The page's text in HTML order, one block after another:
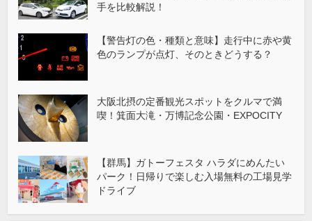
手を比較解説！
【警告灯の色・種類と意味】走行中に赤や黄
色のランプが点灯、そのときどうする？
大阪北摂の定番観光スポットをクルマで満
喫！箕面大滝・万博記念公園・EXPOCITY
【群馬】ガトーフェスタ ハラダにめんたい
パーク！日帰りで楽しむ入場無料の工場見学
ドライブ